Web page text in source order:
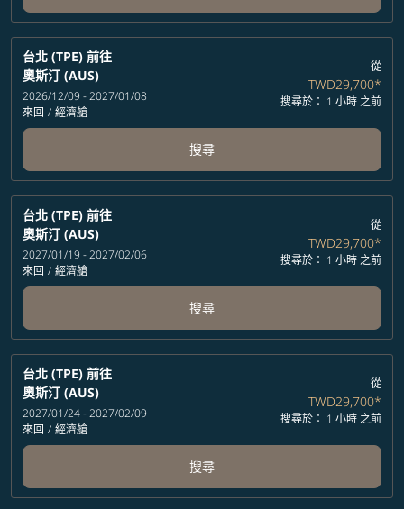
台北 (TPE) 前往
奧斯汀 (AUS)
2026/12/09 - 2027/01/08
來回 / 經濟艙
從
TWD29,700*
搜尋於： 1 小時 之前
搜尋
台北 (TPE) 前往
奧斯汀 (AUS)
2027/01/19 - 2027/02/06
來回 / 經濟艙
從
TWD29,700*
搜尋於： 1 小時 之前
搜尋
台北 (TPE) 前往
奧斯汀 (AUS)
2027/01/24 - 2027/02/09
來回 / 經濟艙
從
TWD29,700*
搜尋於： 1 小時 之前
搜尋